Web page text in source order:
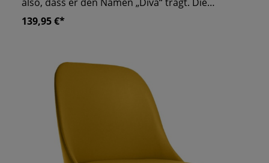
Armlehnen machen aus dem Stuhl eine Einheit,
lassen aber genügend Bewegungsfreiheit für die
Wie bei der Vielzahl unserer Stuhlmodelle,
können Sie auch „Diva“ in dem Bezug und Beizton
Ihrer Wahl anfragen. Optional liefern wir den
Gastrostuhl mit Stuhlgleitern, die Ihren
Parkettboden vor äußeren Einflüssen, wie
Kratzern, schützt. Stuhl fertig montiert
139,95 €*